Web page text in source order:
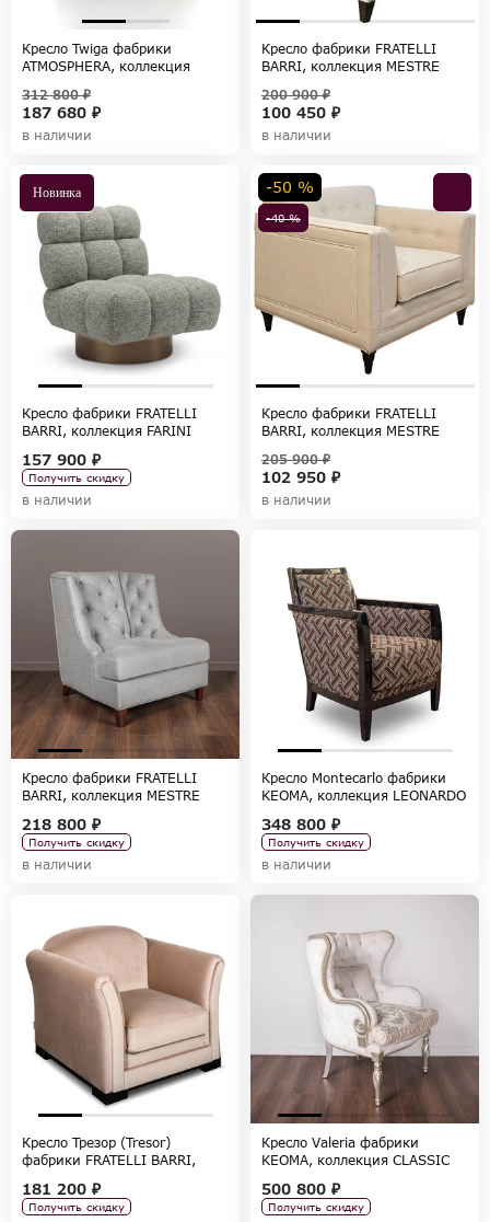
Кресло Twiga фабрики
ATMOSPHERA, коллекция
187 680 ₽
312 800 ₽
в наличии
Кресло фабрики FRATELLI
BARRI, коллекция MESTRE
100 450 ₽
200 900 ₽
в наличии
Новинка
Кресло фабрики FRATELLI
BARRI, коллекция FARINI
157 900 ₽
Получить скидку
в наличии
-40 %
-50 %
Кресло фабрики FRATELLI
BARRI, коллекция MESTRE
102 950 ₽
205 900 ₽
в наличии
Кресло фабрики FRATELLI
BARRI, коллекция MESTRE
218 800 ₽
Получить скидку
в наличии
Кресло Montecarlo фабрики
KEOMA, коллекция LEONARDO
348 800 ₽
Получить скидку
в наличии
Кресло Трезор (Tresor)
фабрики FRATELLI BARRI,
181 200 ₽
Получить скидку
Кресло Valeria фабрики
KEOMA, коллекция CLASSIC
500 800 ₽
Получить скидку